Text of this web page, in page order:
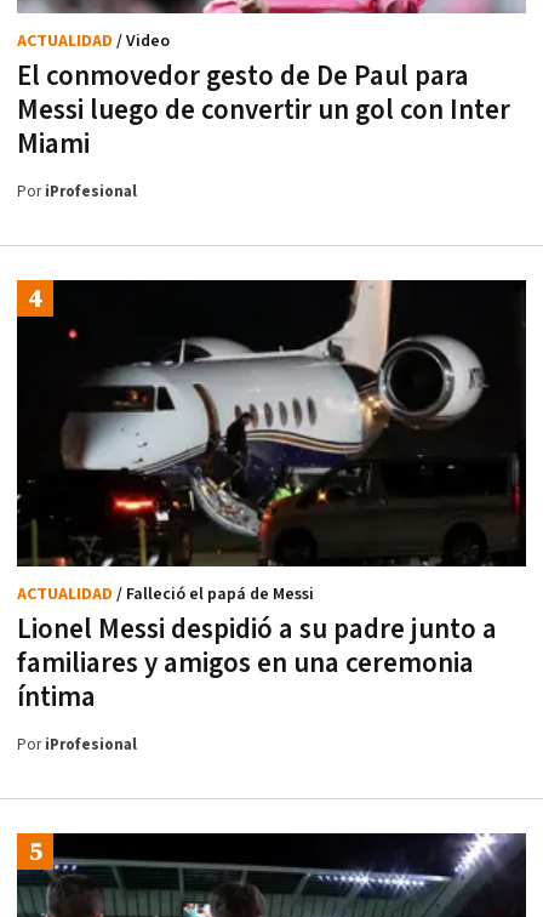
El conmovedor gesto de De Paul para
Messi luego de convertir un gol con Inter
Miami
ACTUALIDAD / Video
PoriProfesional
Lionel Messi despidió a su padre junto a
familiares y amigos en una ceremonia
íntima
ACTUALIDAD / Falleció el papá de Messi
PoriProfesional